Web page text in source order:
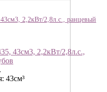
2,2кВт/2,8л.с., ранцевый
43см3, 2,2кВт/2,8л.с.,
43см³